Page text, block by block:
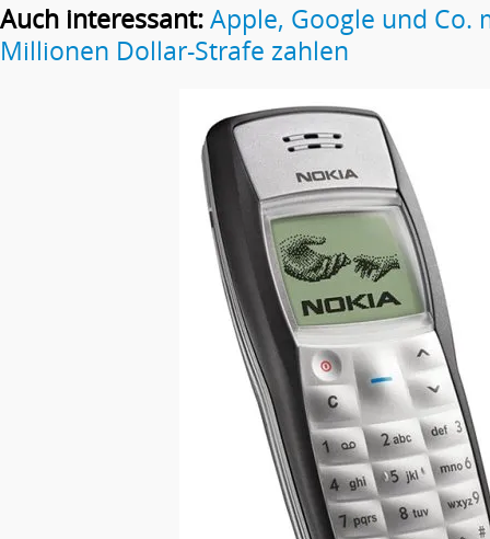
Auch interessant:Apple, Google und Co.
Millionen Dollar-Strafe zahlen